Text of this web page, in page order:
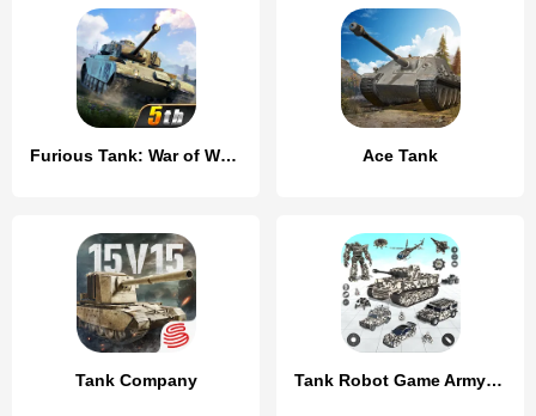
Furious Tank: War of Worlds Ace Tank
Tank Company Tank Robot Game Army Games